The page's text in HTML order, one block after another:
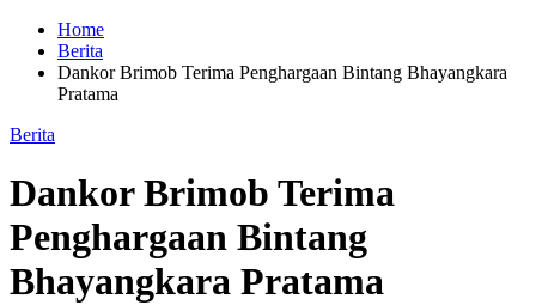
Home
Berita
Dankor Brimob Terima Penghargaan Bintang Bhayangkara
Pratama
Berita
Dankor Brimob Terima
Penghargaan Bintang
Bhayangkara Pratama